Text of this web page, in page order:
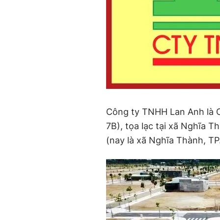
Công ty TNHH Lan Anh là
7B), tọa lạc tại xã Nghĩa
(nay là xã Nghĩa Thành,